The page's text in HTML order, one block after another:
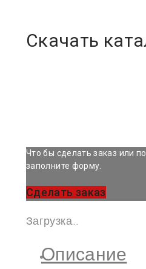
Скачать
Что бы сделать заказ или
заполните форму.
Сделать заказ
Загрузка...
Описание